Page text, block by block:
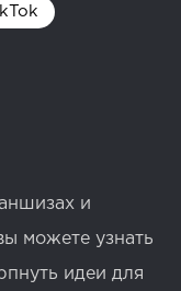
и
можете узнать
идеи для